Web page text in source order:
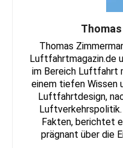
Thomas
Luftfahrtmagazin.de
im Bereich Luftfahrt
einem tiefen Wissen
Luftfahrtdesign,
Fakten, berichtet
prägnant über die